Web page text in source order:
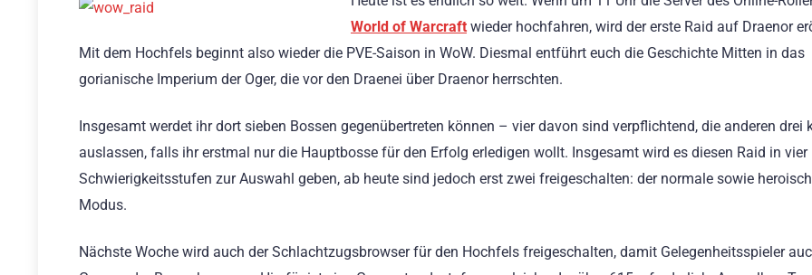
World of Warcraft wieder hochfahren, wird der erste Raid auf Draenor
Mit dem Hochfels beginnt also wieder die PVE-Saison in WoW. Diesmal entführt euch die Geschichte Mitten in das
gorianische Imperium der Oger, die vor den Draenei über Draenor herrschten.
Insgesamt werdet ihr dort sieben Bossen gegenübertreten können – vier davon sind verpflichtend, die anderen drei
auslassen, falls ihr erstmal nur die Hauptbosse für den Erfolg erledigen wollt. Insgesamt wird es diesen Raid in vier
Schwierigkeitsstufen zur Auswahl geben, ab heute sind jedoch erst zwei freigeschalten: der normale sowie
Modus.
Nächste Woche wird auch der Schlachtzugsbrowser für den Hochfels freigeschalten, damit Gelegenheitsspieler